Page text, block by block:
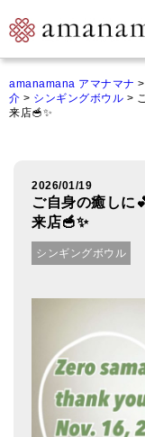
マイページ
ご来店&購入
オンライン相談&購入
シンギングボウル講座
カートを見る
商品一覧
amanamana アマナマナ >
介 > シンギングボウル >
来店🥣✨
2026/01/19
ご自身の癒しに
来店🥣✨
シンギングボウル